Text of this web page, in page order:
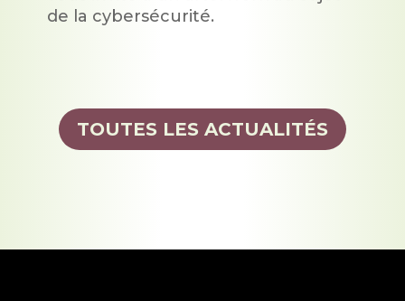
de la cybersécurité.
TOUTES LES ACTUALITÉS